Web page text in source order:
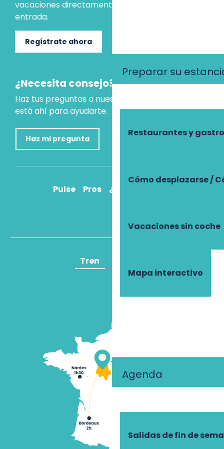
Preparar su
Restaurantes y
Cómo desplazarse /
Vacaciones sin coche
Mapa interactivo
Agenda
Salidas de fin de
vacaciones directamente en tu bandeja de
entrada.
Regístrate ahora
¿Necesita consejo?
Haz tus preguntas a nuestro asistente virtual, que
está ahí para ayudarte.
Haz mi pregunta
Pulse Pros ¿Cómo llegar?
Tren